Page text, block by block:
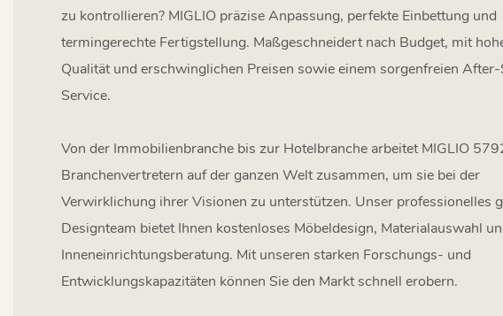
zu kontrollieren? MIGLIO präzise Anpassung, perfekte Einbettung und
termingerechte Fertigstellung. Maßgeschneidert nach Budget, mit
Qualität und erschwinglichen Preisen sowie einem sorgenfreien
Service.
Von der Immobilienbranche bis zur Hotelbranche arbeitet MIGLIO
Branchenvertretern auf der ganzen Welt zusammen, um sie bei der
Verwirklichung ihrer Visionen zu unterstützen. Unser professionelles
Designteam bietet Ihnen kostenloses Möbeldesign, Materialauswahl
Inneneinrichtungsberatung. Mit unseren starken Forschungs- und
Entwicklungskapazitäten können Sie den Markt schnell erobern.